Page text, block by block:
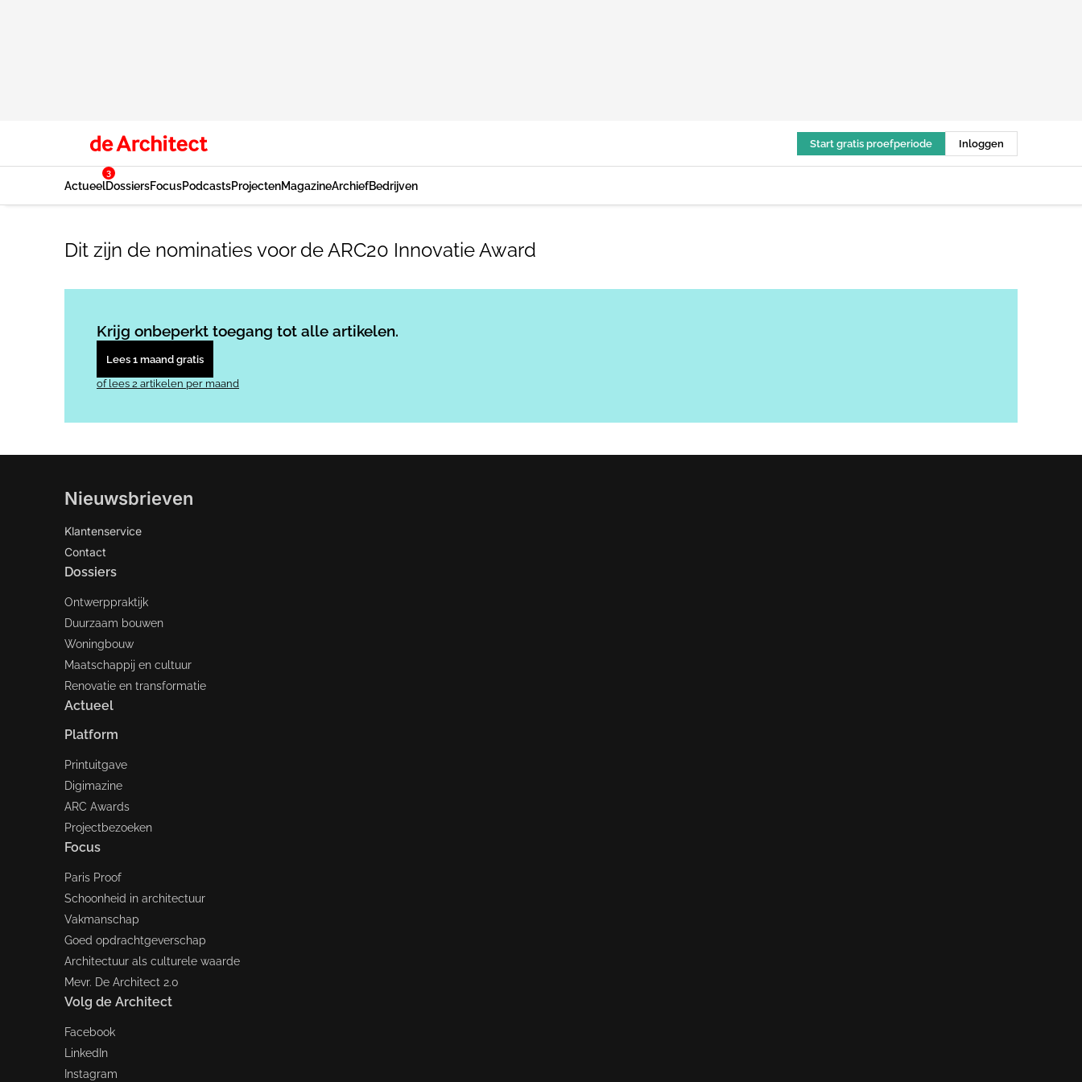
Start gratis proefperiode Inloggen
Actueel
3
DossiersFocusPodcastsProjectenMagazineArchiefBedrijven
Dit zijn de nominaties voor de ARC20 Innovatie Award
Krijg onbeperkt toegang tot alle artikelen.
Lees 1 maand gratis
of lees 2 artikelen per maand
Nieuwsbrieven
Klantenservice
Contact
Dossiers
Ontwerppraktijk
Duurzaam bouwen
Woningbouw
Maatschappij en cultuur
Renovatie en transformatie
Actueel
Platform
Printuitgave
Digimazine
ARC Awards
Projectbezoeken
Focus
Paris Proof
Schoonheid in architectuur
Vakmanschap
Goed opdrachtgeverschap
Architectuur als culturele waarde
Mevr. De Architect 2.0
Volg de Architect
Facebook
LinkedIn
Instagram